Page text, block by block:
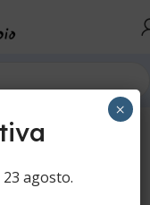
agosto.
×